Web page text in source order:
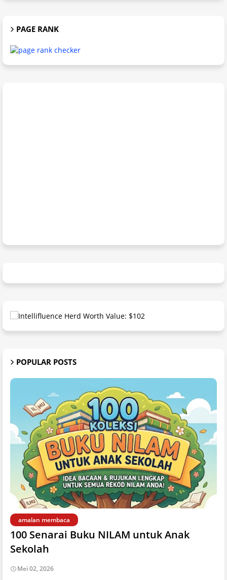
PAGE RANK
POPULAR POSTS
amalan membaca
100 Senarai Buku NILAM untuk Anak
Sekolah
Mei 02, 2026